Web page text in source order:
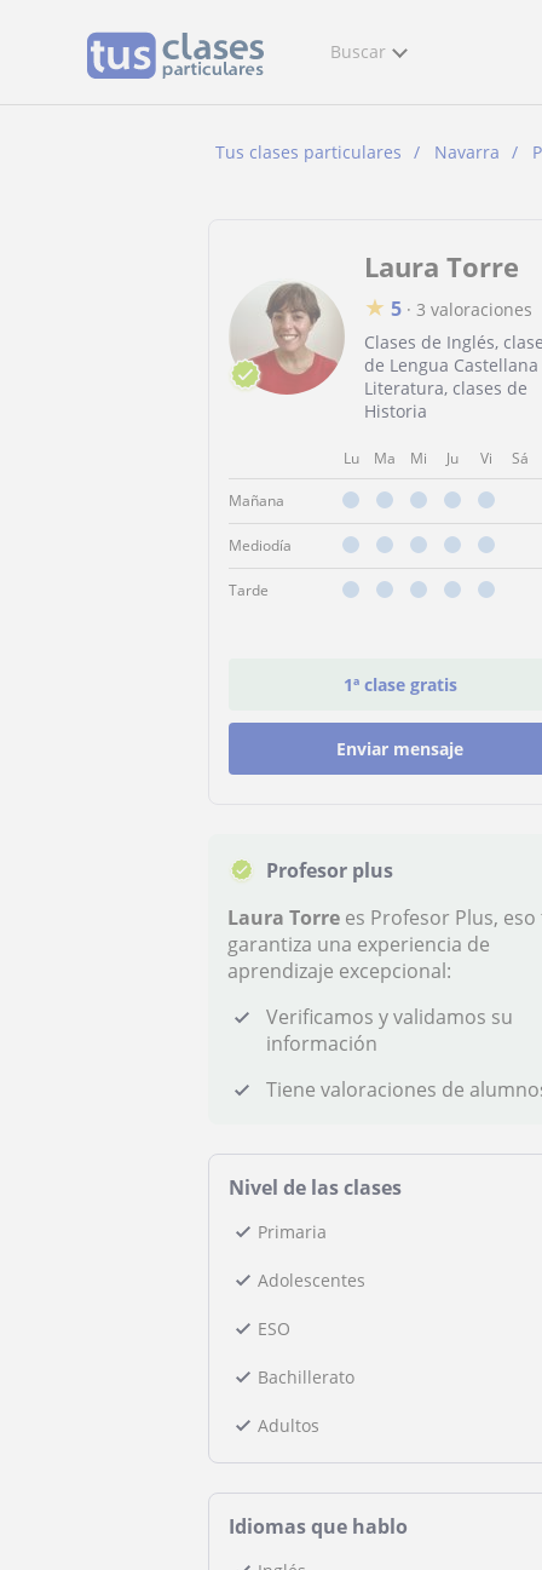
Buscar
Tus clases particulares Navarra
Laura Torre
★ 5 · 3 valoraciones
Clases de Inglés,
de Lengua Castellana
Literatura, clases de
Historia
Lu Ma Mi Ju Vi Sá
Mañana
Mediodía
Tarde
1ª clase gratis
Enviar mensaje
Profesor plus
Laura Torre es Profesor Plus, eso
garantiza una experiencia de
aprendizaje excepcional:
Verificamos y validamos su
información
Tiene valoraciones de
Nivel de las clases
Primaria
Adolescentes
ESO
Bachillerato
Adultos
Idiomas que hablo